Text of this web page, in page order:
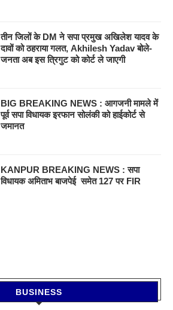
तीन जिलों के DM ने सपा प्रमुख अखिलेश यादव के
दावों को ठहराया गलत, Akhilesh Yadav बोले-
जनता अब इस त्रिगुट को कोर्ट ले जाएगी
BIG BREAKING NEWS : आगजनी मामले में
पूर्व सपा विधायक इरफान सोलंकी को हाईकोर्ट से
जमानत
KANPUR BREAKING NEWS : सपा
विधायक अमिताभ बाजपेई समेत 127 पर FIR
BUSINESS